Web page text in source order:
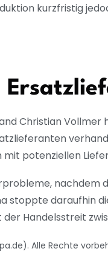
kurzfristig
Christian Vollmer
mit potenziellen
stoppte daraufhin
Handelsstreit
Alle Rechte